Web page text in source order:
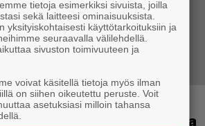
PlayStation-
lopettamisesta
tietoja esimerkiksi sivuista, joilla
sekä laitteesi ominaisuuksista.
yksityiskohtaisesti käyttötarkoituksiin ja
seuraavalla välilehdellä.
sivuston toimivuuteen ja
voivat käsitellä tietoja myös ilman
on siihen oikeutettu peruste. Voit
asetuksiasi milloin tahansa